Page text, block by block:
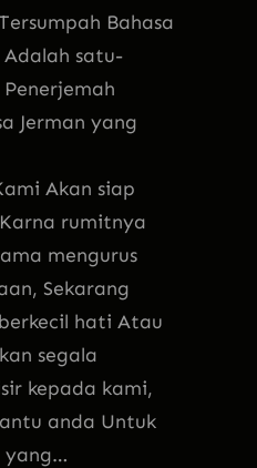
Bahasa
Adalah satu-
Jerman yang
Akan siap
rumitnya
mengurus
Sekarang
hati Atau
segala
kepada kami,
anda Untuk
yang…